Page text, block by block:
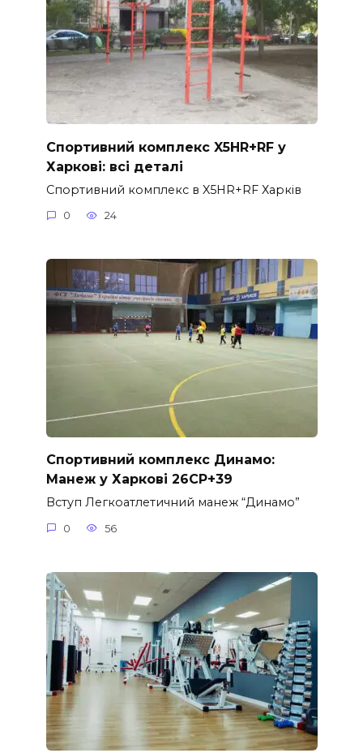
Спортивний комплекс X5HR+RF у
Харкові: всі деталі
Спортивний комплекс в X5HR+RF Харків
0 24
Спортивний комплекс Динамо:
Манеж у Харкові 26CP+39
Вступ Легкоатлетичний манеж “Динамо”
0 56